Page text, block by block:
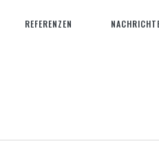
REFERENZEN